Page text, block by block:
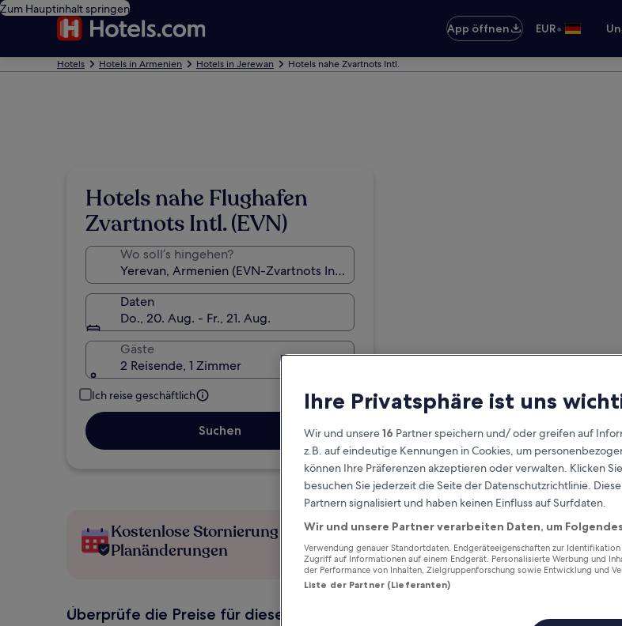
Zum Hauptinhalt springen
App öffnen
EUR•
Hotels Hotels in Armenien Hotels in Jerewan Hotels nahe Zvartnots Intl.
Hotels nahe Flughafen
Zvartnots Intl. (EVN)
Wo soll’s hingehen?
Daten
Do., 20. Aug. - Fr., 21. Aug.
Gäste
2 Reisende, 1 Zimmer
Ich reise geschäftlich
Suchen
Kostenlose Stornierung bei
Planänderungen
Verdiene Prämien für jede
wahrgenommene
Überprüfe die Preise für diese Daten
Ihre Privatsphäre ist uns
Wir und unsere16 Partner speichern und/ oder greifen auf
z.B. auf eindeutige Kennungen in Cookies, um
können Ihre Präferenzen akzeptieren oder verwalten. Klicken
besuchen Sie jederzeit die Seite der Datenschutzrichtlinie.
Partnern signalisiert und haben keinen Einfluss auf Surfdaten.
Wir und unsere Partner verarbeiten Daten, um
Verwendung genauer Standortdaten. Endgeräteeigenschaften zur
Zugriff auf Informationen auf einem Endgerät. Personalisierte Werbung und
der Performance von Inhalten, Zielgruppenforschung sowie Entwicklung und
Liste der Partner (Lieferanten)